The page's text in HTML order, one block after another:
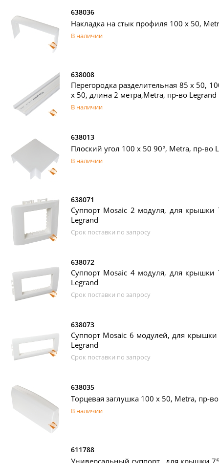
638036
Накладка на стык профиля 100 х 50,
В наличии
638008
Перегородка разделительная 85 х 50,
х 50, длина 2 метра,Metra, пр-во Legrand
В наличии
638013
Плоский угол 100 х 50 90°, Metra, пр-во
В наличии
638071
Суппорт Mosaic 2 модуля, для
Legrand
Срок поставки по запросу
638072
Суппорт Mosaic 4 модуля, для
Legrand
Срок поставки по запросу
638073
Суппорт Mosaic 6 модулей, для
Legrand
Срок поставки по запросу
638035
Торцевая заглушка 100 х 50, Metra, пр-
В наличии
611788
Универсальный суппорт , для крышки